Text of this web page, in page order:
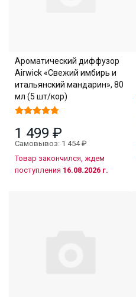
Ароматический диффузор
Airwick «Свежий имбирь и
итальянский мандарин», 80
мл (5 шт/кор)
1 499 ₽
Самовывоз: 1 454 ₽
Товар закончился, ждем
поступления 16.08.2026 г.